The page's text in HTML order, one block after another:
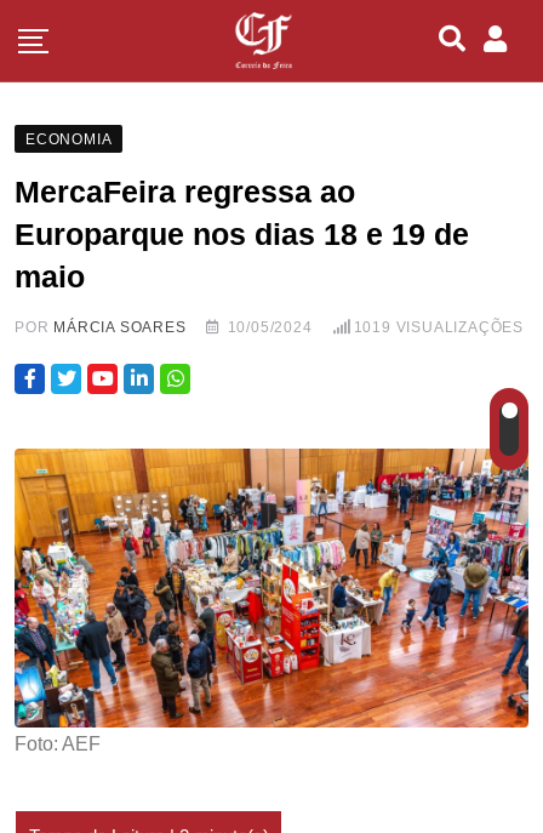
ECONOMIA
MercaFeira regressa ao
Europarque nos dias 18 e 19 de
maio
POR MÁRCIA SOARES 10/05/2024 1019 VISUALIZAÇÕES
Foto: AEF